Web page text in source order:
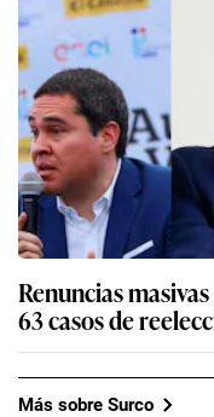
Renuncias
63 casos de
Más sobre Surco